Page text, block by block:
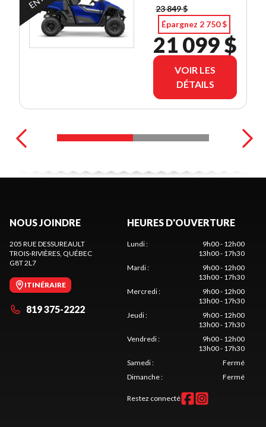
23 849 $
Épargnez 2 750 $
21 099 $
VOIR LES
DÉTAILS
NOUS JOINDRE
205 RUE DESSUREAULT
TROIS-RIVIÈRES, QUÉBEC
G8T 2L7
ITINÉRAIRE
819 375-2222
HEURES D'OUVERTURE
Lundi:
9h00 - 12h00
13h00 - 17h30
Mardi:
9h00 - 12h00
13h00 - 17h30
Mercredi:
9h00 - 12h00
13h00 - 17h30
Jeudi:
9h00 - 12h00
13h00 - 17h30
Vendredi:
9h00 - 12h00
13h00 - 17h30
Samedi:
Fermé
Dimanche: Fermé
Restez connecté